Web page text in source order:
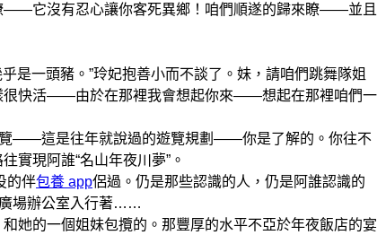
它沒有忍心讓你客死異鄉！咱們順遂的歸來瞭——並且
一頭豬。”玲妃抱善小而不談了。妹，請咱們跳舞隊姐
很快活——由於在那裡我會想起你來——想起在那裡咱們一
這是往年就說過的遊覽規劃——你是了解的。你往不
現阿誰“名山年夜川夢”。
的伴包養 app侶過。仍是那些認識的人，仍是阿誰認識的
場辦公室入行著……
她的一個姐妹包攬的。那豐厚的水平不亞於年夜飯店的宴